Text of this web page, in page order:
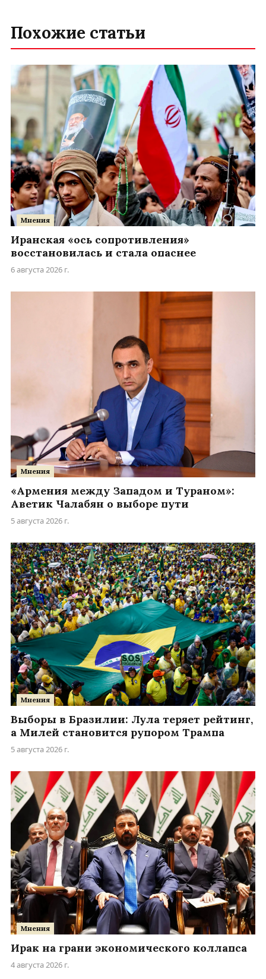
Похожие статьи
Мнения
Иранская «ось сопротивления»
восстановилась и стала опаснее
6 августа 2026 г.
Мнения
«Армения между Западом и Тураном»:
Аветик Чалабян о выборе пути
5 августа 2026 г.
Мнения
Выборы в Бразилии: Лула теряет рейтинг,
а Милей становится рупором Трампа
5 августа 2026 г.
Мнения
Ирак на грани экономического коллапса
4 августа 2026 г.